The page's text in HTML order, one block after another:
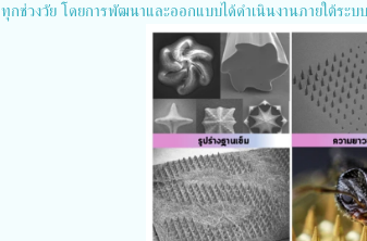
ทุกช่วงวัย โดยการพัฒนาและออกแบบได้ดำเนินงานภายใต้ร